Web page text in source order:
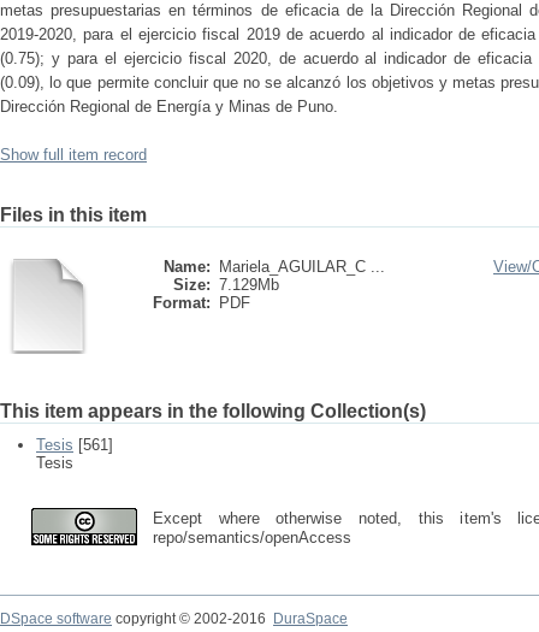
metas presupuestarias en términos de eficacia de la Dirección Regional
2019-2020, para el ejercicio fiscal 2019 de acuerdo al indicador de
(0.75); y para el ejercicio fiscal 2020, de acuerdo al indicador de
(0.09), lo que permite concluir que no se alcanzó los objetivos y metas
Dirección Regional de Energía y Minas de Puno.
Show full item record
Files in this item
Name:
Mariela_AGUILAR_C ...
Size: 7.129Mb
Format:
PDF
View/
This item appears in the following Collection(s)
Tesis [561]
Tesis
Except where otherwise noted, this item's
repo/semantics/openAccess
DSpace software copyright © 2002-2016
DuraSpace